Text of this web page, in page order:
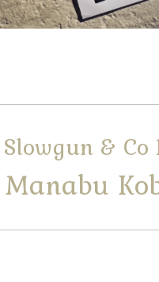
Slowgun & Co
Manabu